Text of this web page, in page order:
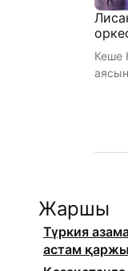
Кеше
Жаршы
Түркия
астам